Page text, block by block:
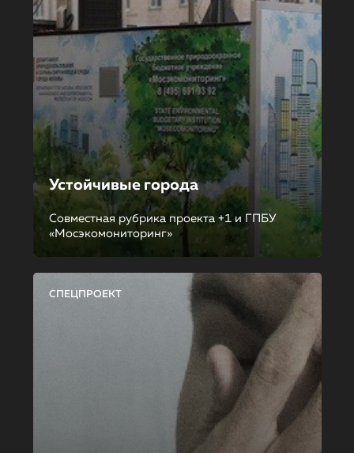
Устойчивые города
Совместная рубрика проекта +1 и ГПБУ
«Мосэкомониторинг»
СПЕЦПРОЕКТ